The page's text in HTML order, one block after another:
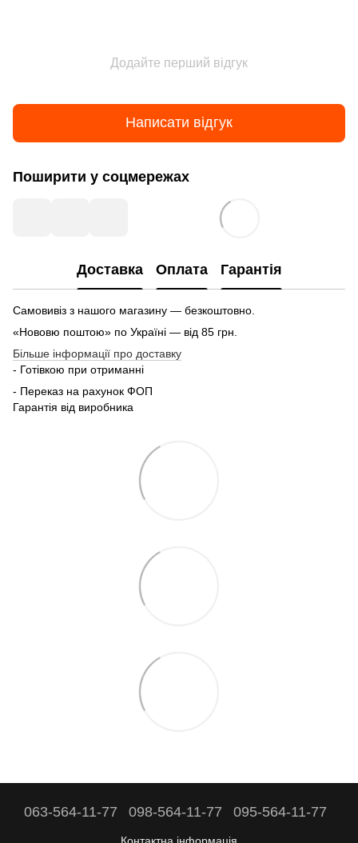
Додайте перший відгук
Написати відгук
Поширити у соцмережах
Доставка Оплата Гарантія
Самовивіз з нашого магазину — безкоштовно.
«Нововю поштою» по Україні — від 85 грн.
Більше інформації про доставку
- Готівкою при отриманні
- Переказ на рахунок ФОП
Гарантія від виробника
063-564-11-77 098-564-11-77 095-564-11-77
Контактна інформація